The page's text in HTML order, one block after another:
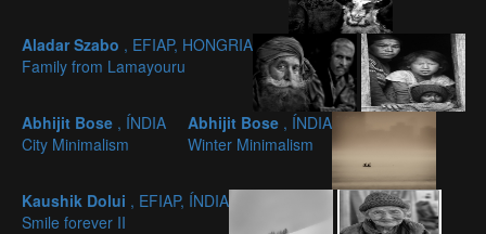
Aladar Szabo , EFIAP, HONGRIA
Family from Lamayouru
Abhijit Bose , ÍNDIA
City Minimalism
Abhijit Bose , ÍNDIA
Winter Minimalism
Kaushik Dolui , EFIAP, ÍNDIA
Smile forever II